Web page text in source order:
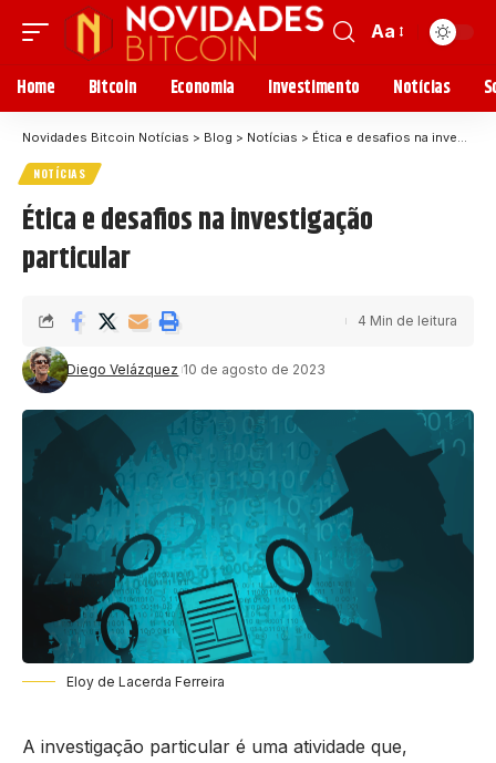
Aa
Home Bitcoin Economia Investimento Notícias
Novidades Bitcoin Notícias > Blog > Notícias > Ética e desafios na investigação particular
NOTÍCIAS
Ética e desafios na investigação
particular
Diego Velázquez 10 de agosto de 2023
4 Min de leitura
Eloy de Lacerda Ferreira
A investigação particular é uma atividade que,